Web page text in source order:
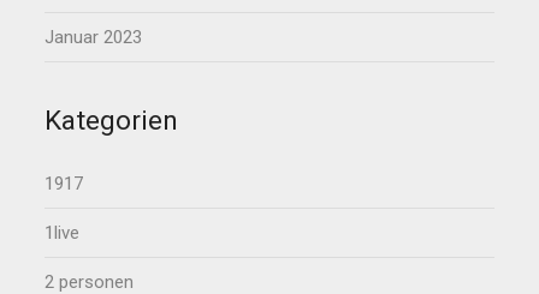
Januar 2023
Kategorien
1917
1live
2 personen